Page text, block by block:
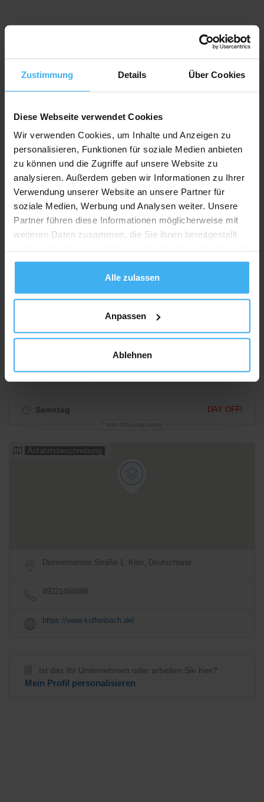
Zustimmung Details Über Cookies
Diese Webseite verwendet Cookies
Wir verwenden Cookies, um Inhalte und Anzeigen zu
personalisieren, Funktionen für soziale Medien anbieten
zu können und die Zugriffe auf unsere Website zu
analysieren. Außerdem geben wir Informationen zu Ihrer
Verwendung unserer Website an unsere Partner für
soziale Medien, Werbung und Analysen weiter. Unsere
Partner führen diese Informationen möglicherweise mit
weiteren Daten zusammen, die Sie ihnen bereitgestellt
gesammelt haben.
Alle zulassen
Anpassen
Ablehnen
Recycling Point
Samstag DAY OFF!
Alle Öffnungszeiten
Anfahrtsbeschreibung
Delmenhorster Stráße 1, Köln, Deutschland
49221494089
https://www.kolfenbach.de/
Ist das Ihr Unternehmen oder arbeiten Sie hier?
Mein Profil personalisieren